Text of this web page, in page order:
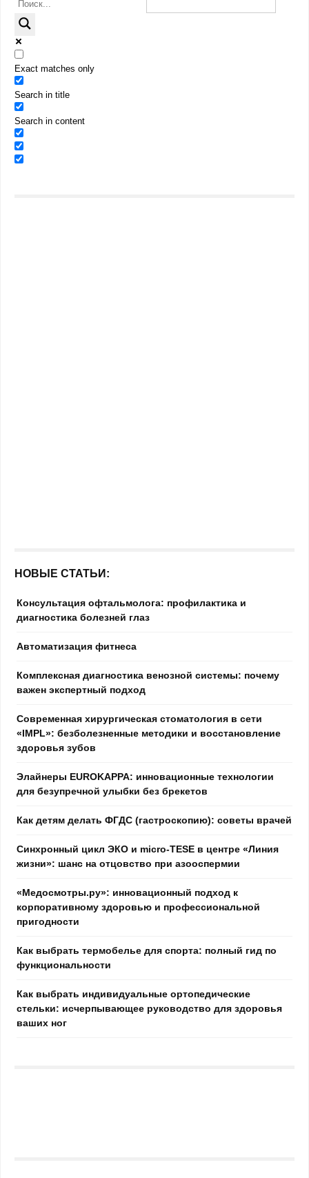
Exact matches only
Search in title
Search in content
НОВЫЕ СТАТЬИ:
Консультация офтальмолога: профилактика и
диагностика болезней глаз
Автоматизация фитнеса
Комплексная диагностика венозной системы: почему
важен экспертный подход
Современная хирургическая стоматология в сети
«IMPL»: безболезненные методики и восстановление
здоровья зубов
Элайнеры EUROKAPPA: инновационные технологии
для безупречной улыбки без брекетов
Как детям делать ФГДС (гастроскопию): советы врачей
Синхронный цикл ЭКО и micro-TESE в центре «Линия
жизни»: шанс на отцовство при азооспермии
«Медосмотры.ру»: инновационный подход к
корпоративному здоровью и профессиональной
пригодности
Как выбрать термобелье для спорта: полный гид по
функциональности
Как выбрать индивидуальные ортопедические
стельки: исчерпывающее руководство для здоровья
ваших ног